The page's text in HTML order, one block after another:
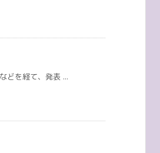
どを経て、発表 ...